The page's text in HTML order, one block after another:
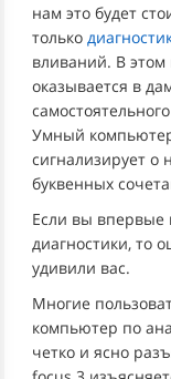
нам это будет
только
вливаний. В этом
оказывается в
Умный
сигнализирует
буквенных
Если вы впервые
диагностики, то
удивили вас.
Многие
компьютер по
четко и ясно